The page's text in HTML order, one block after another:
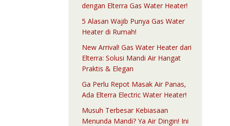
dengan Elterra Gas Water Heater!
5 Alasan Wajib Punya Gas Water
Heater di Rumah!
New Arrival! Gas Water Heater dari
Elterra: Solusi Mandi Air Hangat
Praktis & Elegan
Ga Perlu Repot Masak Air Panas,
Ada Elterra Electric Water Heater!
Musuh Terbesar Kebiasaan
Menunda Mandi? Ya Air Dingin! Ini